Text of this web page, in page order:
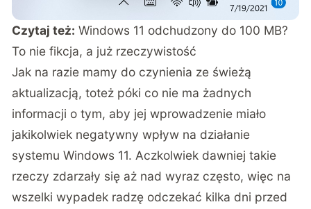
Czytaj też: Windows 11 odchudzony do 100 MB?
To nie fikcja, a już rzeczywistość
Jak na razie mamy do czynienia ze świeżą
aktualizacją, toteż póki co nie ma żadnych
informacji o tym, aby jej wprowadzenie miało
jakikolwiek negatywny wpływ na działanie
systemu Windows 11. Aczkolwiek dawniej takie
rzeczy zdarzały się aż nad wyraz często, więc na
wszelki wypadek radzę odczekać kilka dni przed